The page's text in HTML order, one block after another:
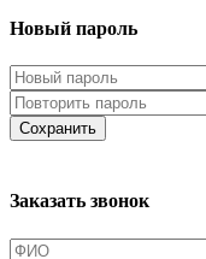
Новый пароль
Сохранить
Заказать звонок